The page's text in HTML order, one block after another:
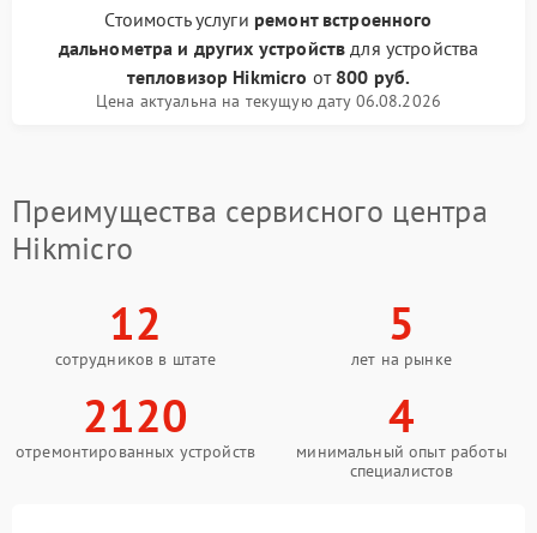
Стоимость услуги ремонт встроенного
дальнометра и других устройств для устройства
тепловизор Hikmicro от 800 руб.
Цена актуальна на текущую дату 06.08.2026
Преимущества сервисного центра
Hikmicro
12
сотрудников в штате
5
лет на рынке
2120
отремонтированных устройств
4
минимальный опыт работы
специалистов